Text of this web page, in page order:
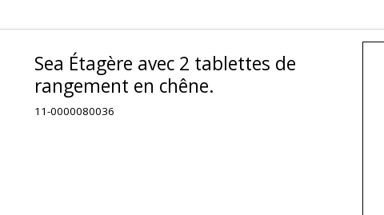
Sea Étagère avec 2 tablettes de
rangement en chêne.
11-0000080036